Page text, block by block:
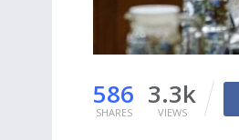
586
SHARES
3.3k
VIEWS